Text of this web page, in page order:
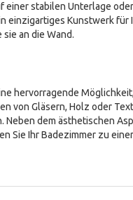
einer stabilen Unterlage
einzigartiges Kunstwerk für
an die Wand.
hervorragende
von Gläsern, Holz oder
dem ästhetischen
Sie Ihr Badezimmer zu